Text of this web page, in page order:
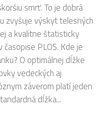
smrť. To je dobrá
zvyšuje výskyt telesných
a kvalitne štatisticky
PLOS. Kde je
O optimálnej dĺžke
vedeckých aj
záverom platí jeden
dĺžka...